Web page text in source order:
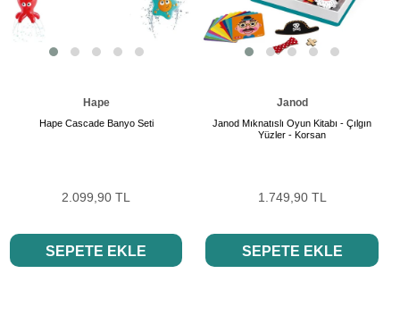
Hape
Hape Cascade Banyo Seti
2.099,90 TL
SEPETE EKLE
Janod
Janod Mıknatıslı Oyun Kitabı - Çılgın
Yüzler - Korsan
1.749,90 TL
SEPETE EKLE